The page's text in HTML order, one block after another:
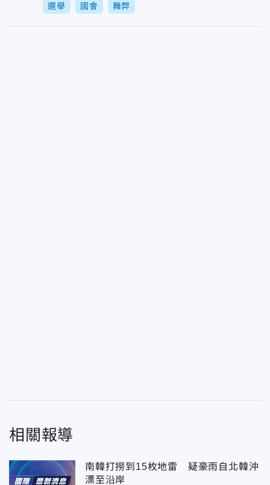
選舉 國會 舞弊
相關報導
南韓打撈到15枚地雷 疑豪雨自北韓沖
漂至沿岸